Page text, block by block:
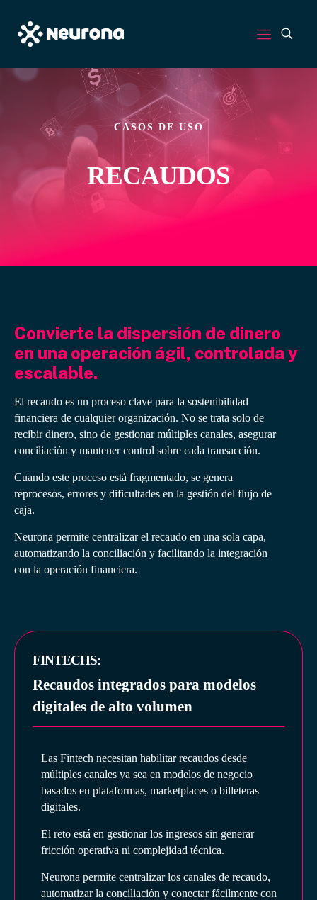
CASOS DE USO
RECAUDOS
Convierte la dispersión de dinero
en una operación ágil, controlada y
escalable.
El recaudo es un proceso clave para la sostenibilidad
financiera de cualquier organización. No se trata solo de
recibir dinero, sino de gestionar múltiples canales, asegurar
conciliación y mantener control sobre cada transacción.
Cuando este proceso está fragmentado, se genera
reprocesos, errores y dificultades en la gestión del flujo de
caja.
Neurona permite centralizar el recaudo en una sola capa,
automatizando la conciliación y facilitando la integración
con la operación financiera.
FINTECHS:
Recaudos integrados para modelos
digitales de alto volumen
Las Fintech necesitan habilitar recaudos desde
múltiples canales ya sea en modelos de negocio
basados en plataformas, marketplaces o billeteras
digitales.
El reto está en gestionar los ingresos sin generar
fricción operativa ni complejidad técnica.
Neurona permite centralizar los canales de recaudo,
automatizar la conciliación y conectar fácilmente con